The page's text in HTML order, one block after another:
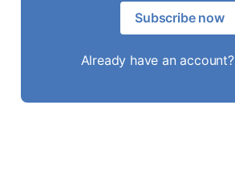
Subscribe now
Already have an account?